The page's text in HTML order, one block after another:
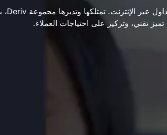
تميز تقني، وتركيز على احتياجات العملاء.